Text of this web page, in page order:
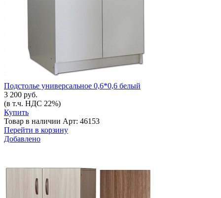
Подстолье универсальное 0,6*0,6 белый
3 200 руб.
(в т.ч. НДС 22%)
Купить
Товар в наличии Арт: 46153
Перейти в корзину
Добавлено